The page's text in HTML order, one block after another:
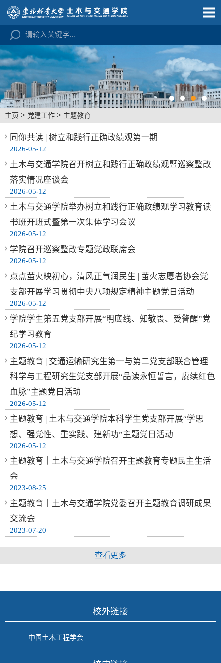
主页 > 党建工作 > 主题教育
同你共读 | 树立和践行正确政绩观第一期
2026-05-12
土木与交通学院召开树立和践行正确政绩观暨巡察整改
落实情况座谈会
2026-05-12
土木与交通学院举办树立和践行正确政绩观学习教育读
书班开班式暨第一次集体学习会议
2026-05-12
学院召开巡察整改专题党政联席会
2026-05-12
点点萤火映初心，清风正气润民生 | 萤火志愿者协会党
支部开展学习贯彻中央八项规定精神主题党日活动
2026-05-12
学院学生第五党支部开展“明底线、知敬畏、受警醒”党
纪学习教育
2026-05-12
主题教育 | 交通运输研究生第一与第二党支部联合管理
科学与工程研究生党支部开展“品读永恒誓言，赓续红色
血脉”主题党日活动
2026-05-12
主题教育 | 土木与交通学院本科学生党支部开展“学思
想、强党性、重实践、建新功”主题党日活动
2026-05-12
主题教育｜土木与交通学院召开主题教育专题民主生活
会
2023-08-25
主题教育｜土木与交通学院党委召开主题教育调研成果
交流会
2023-07-20
查看更多
校外链接
中国土木工程学会